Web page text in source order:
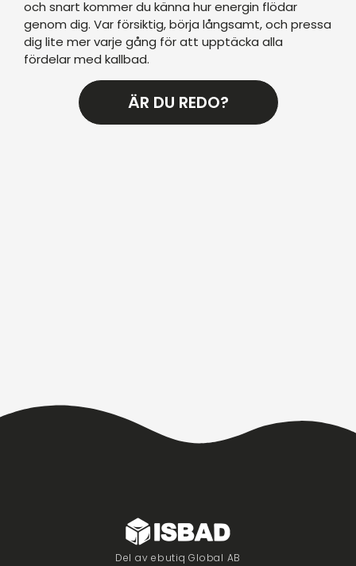
och snart kommer du känna hur energin flödar
genom dig. Var försiktig, börja långsamt, och pressa
dig lite mer varje gång för att upptäcka alla
fördelar med kallbad.
ÄR DU REDO?
Del av ebutiq Global AB